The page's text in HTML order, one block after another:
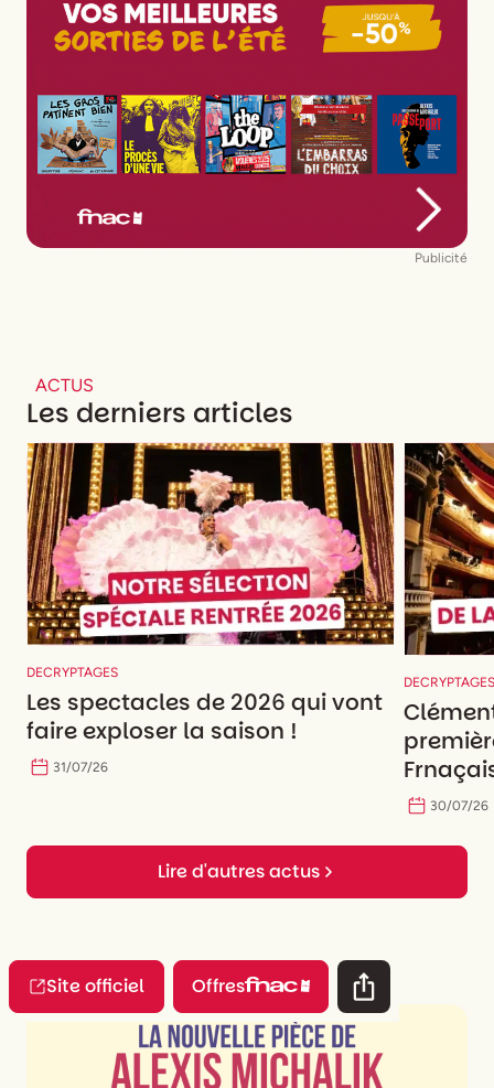
Publicité
ACTUS
Les derniers articles
DECRYPTAGES
Les spectacles de 2026 qui vont
faire exploser la saison !
31/07/26
30/07/26
Lire d'autres actus
Site officiel Offres